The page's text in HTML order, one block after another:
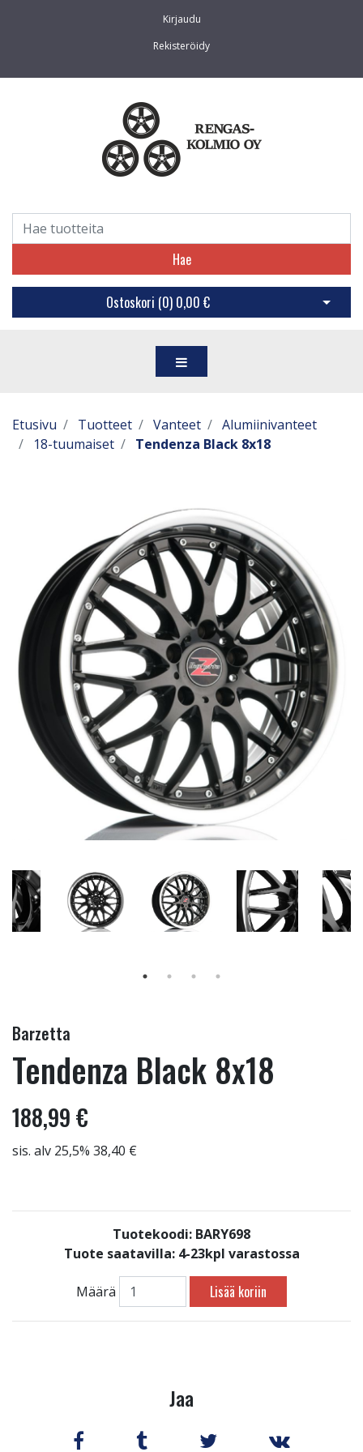
Kirjaudu
Rekisteröidy
Hae
Ostoskori (0) 0,00 € Avaa
Etusivu Tuotteet Vanteet
Alumiinivanteet
18-tuumaiset
Tendenza Black 8x18
Barzetta
Tendenza Black 8x18
188,99 €
sis. alv 25,5% 38,40 €
Tuotekoodi: BARY698
Tuote saatavilla: 4-23kpl varastossa
Määrä Lisää koriin
Jaa